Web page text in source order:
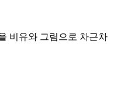
비유와 그림으로 차근차